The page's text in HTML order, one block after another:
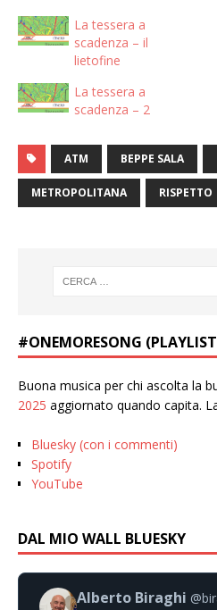
La tessera a
scadenza – il
lietofine
La tessera a
scadenza – 2
ATM BEPPE SALA
METROPOLITANA RISPETTO
#ONEMORESONG
Buona musica per chi ascolta la
2025 aggiornato quando capita.
Bluesky (con i commenti)
Spotify
YouTube
DAL MIO WALL BLUESKY
Alberto Biraghi